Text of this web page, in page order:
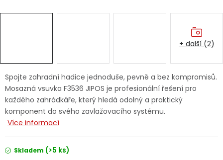
Značky
Spojte zahradní hadice jednoduše, pevně a bez kompromisů.
Mosazná vsuvka F3536 JIPOS je profesionální řešení pro
každého zahrádkáře, který hledá odolný a praktický
komponent do svého zavlažovacího systému.
Více informací
Skladem (>5 ks)
+ další (2)